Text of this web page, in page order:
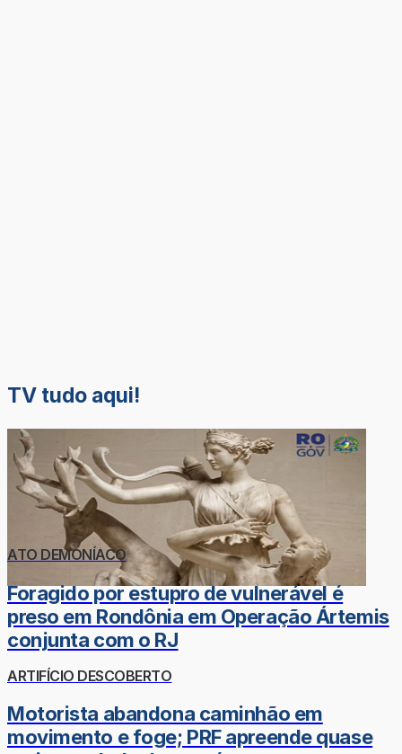
TV tudo aqui!
ATO DEMONÍACO
Foragido por estupro de vulnerável é
preso em Rondônia em Operação Ártemis
conjunta com o RJ
ARTIFÍCIO DESCOBERTO
Motorista abandona caminhão em
movimento e foge; PRF apreende quase